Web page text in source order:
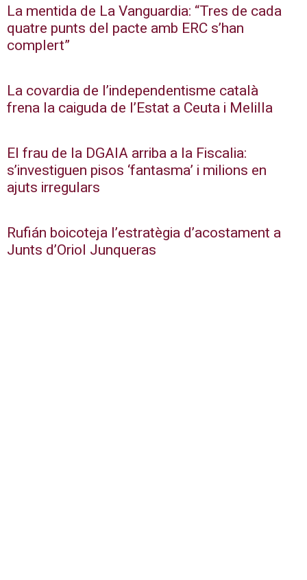
La mentida de La Vanguardia: “Tres de cada
quatre punts del pacte amb ERC s’han
complert”
La covardia de l’independentisme català
frena la caiguda de l’Estat a Ceuta i Melilla
El frau de la DGAIA arriba a la Fiscalia:
s’investiguen pisos ‘fantasma’ i milions en
ajuts irregulars
Rufián boicoteja l’estratègia d’acostament a
Junts d’Oriol Junqueras